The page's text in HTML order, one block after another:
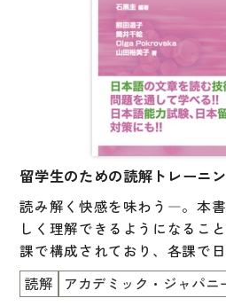
「練習」で、場面・状況・利
かけを考え、モデル会話でチ
【英語・ベトナム語・インド
留学生のための読解トレーニ
読み解く快感を味わう―。本
しく理解できるようになるこ
課で構成されており、各課で
(読解ストラテジー)を学びます
テジーは、日常で行う読みは
読解 アカデミック・ジャパニ